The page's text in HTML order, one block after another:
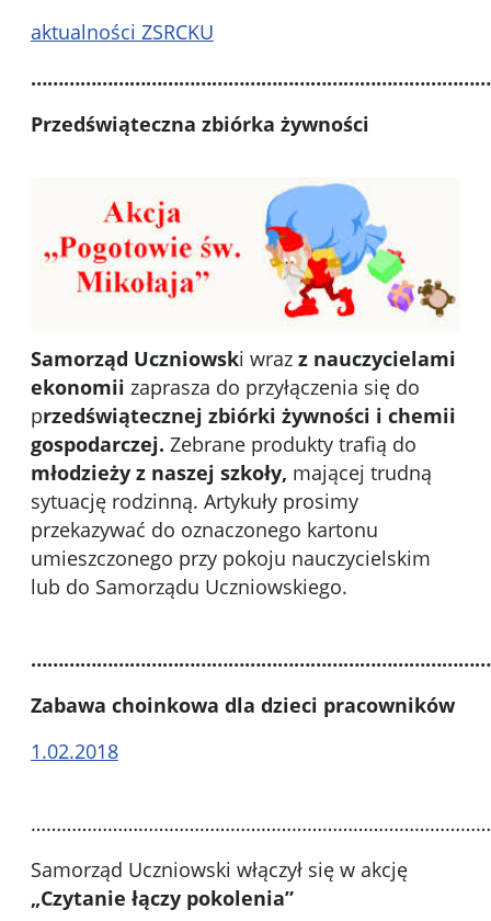
aktualności ZSRCKU
Przedświąteczna zbiórka żywności
Samorząd Uczniowski wraz z nauczycielami
ekonomii zaprasza do przyłączenia się do
przedświątecznej zbiórki żywności i chemii
gospodarczej. Zebrane produkty trafią do
młodzieży z naszej szkoły, mającej trudną
sytuację rodzinną. Artykuły prosimy
przekazywać do oznaczonego kartonu
umieszczonego przy pokoju nauczycielskim
lub do Samorządu Uczniowskiego.
Zabawa choinkowa dla dzieci pracowników
1.02.2018
Samorząd Uczniowski włączył się w akcję
„Czytanie łączy pokolenia”